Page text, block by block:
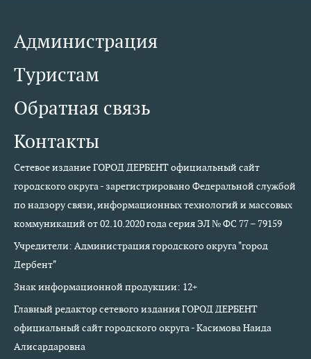
Администрация
Туристам
Обратная связь
Контакты
Сетевое издание ГОРОД ДЕРБЕНТ официальный сайт
городского округа - зарегистрировано Федеральной службой
по надзору связи, информационных технологий и массовых
коммуникаций от 02.10.2020 года серия ЭЛ № ФС 77 – 79159
Учредители: Администрация городского округа "город
Дербент"
Знак информационной продукции: 12+
Главный редактор сетевого издания ГОРОД ДЕРБЕНТ
официальный сайт городского округа - Касимова Наида
Алисардаровна